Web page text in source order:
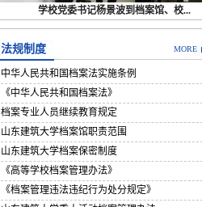
学校党委书记杨景波到档案馆、校...
法规制度 MORE
中华人民共和国档案法实施条例
《中华人民共和国档案法》
档案专业人员继续教育规定
山东建筑大学档案馆职责范围
山东建筑大学档案保密制度
《高等学校档案管理办法》
《档案管理违法违纪行为处分规定》